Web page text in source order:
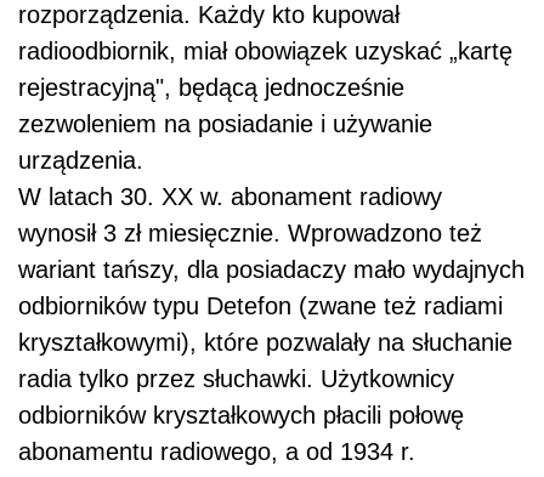
rozporządzenia. Każdy kto kupował
radioodbiornik, miał obowiązek uzyskać „kartę
rejestracyjną", będącą jednocześnie
zezwoleniem na posiadanie i używanie
urządzenia.
W latach 30. XX w. abonament radiowy
wynosił 3 zł miesięcznie. Wprowadzono też
wariant tańszy, dla posiadaczy mało wydajnych
odbiorników typu Detefon (zwane też radiami
kryształkowymi), które pozwalały na słuchanie
radia tylko przez słuchawki. Użytkownicy
odbiorników kryształkowych płacili połowę
abonamentu radiowego, a od 1934 r.